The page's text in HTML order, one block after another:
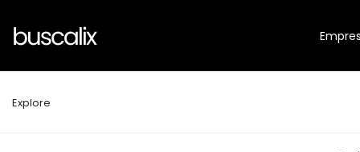
Explore